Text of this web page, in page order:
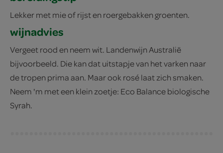
Lekker met mie of rijst en roergebakken groenten.
wijnadvies
Vergeet rood en neem wit. Landenwijn Australië
bijvoorbeeld. Die kan dat uitstapje van het varken naar
de tropen prima aan. Maar ook rosé laat zich smaken.
Neem 'm met een klein zoetje: Eco Balance biologische
Syrah.